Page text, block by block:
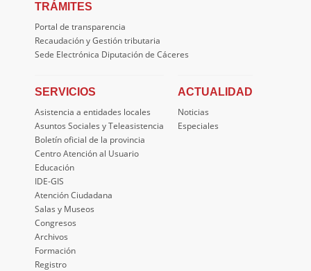
TRÁMITES
Portal de transparencia
Recaudación y Gestión tributaria
Sede Electrónica Diputación de Cáceres
SERVICIOS
Asistencia a entidades locales
Asuntos Sociales y Teleasistencia
Boletín oficial de la provincia
Centro Atención al Usuario
Educación
IDE-GIS
Atención Ciudadana
Salas y Museos
Congresos
Archivos
Formación
Registro
ACTUALIDAD
Noticias
Especiales